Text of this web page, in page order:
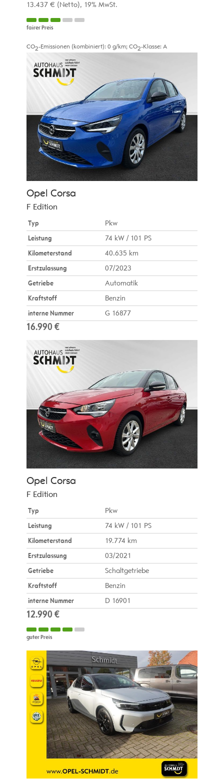
13.437 € (Netto) 19% MwSt.
fairer Preis
CO2-Emissionen (kombiniert): 0 g/km; CO2-Klasse: A
Opel Corsa
F Edition
Typ
Pkw
Leistung
74 kW / 101 PS
Kilometerstand
40.635 km
Erstzulassung
07/2023
Getriebe
Automatik
Kraftstoff
Benzin
interne Nummer
G 16877
16.990 €
Opel Corsa
F Edition
Typ
Pkw
Leistung
74 kW / 101 PS
Kilometerstand
19.774 km
Erstzulassung
03/2021
Getriebe
Schaltgetriebe
Kraftstoff
Benzin
interne Nummer
D 16901
12.990 €
guter Preis